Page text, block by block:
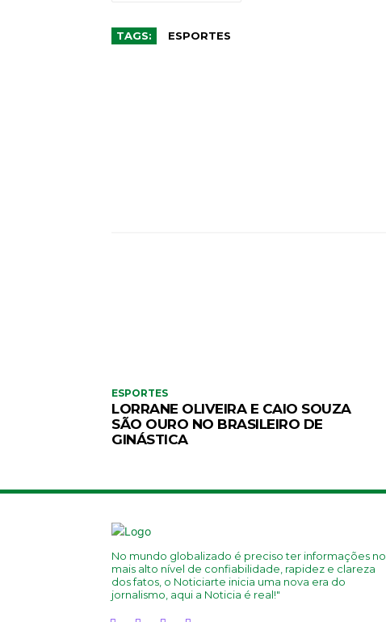
TAGS: ESPORTES
ESPORTES
LORRANE OLIVEIRA E CAIO SOUZA
SÃO OURO NO BRASILEIRO DE
GINÁSTICA
No mundo globalizado é preciso ter informações no
mais alto nível de confiabilidade, rapidez e clareza
dos fatos, o Noticiarte inicia uma nova era do
jornalismo, aqui a Noticia é real!"